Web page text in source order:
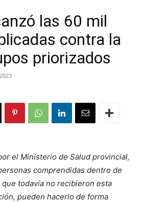
las 60 mil
contra la
priorizados
el Ministerio de Salud provincial,
comprendidas dentro de
todavía no recibieron esta
pueden hacerlo de forma